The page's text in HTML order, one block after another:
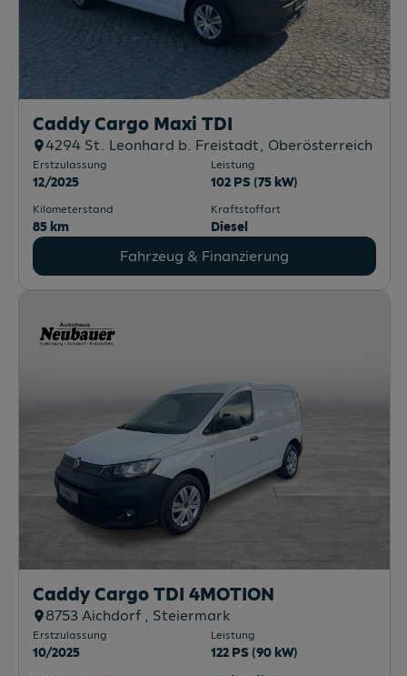
Caddy Cargo Maxi TDI
4294 St. Leonhard b. Freistadt, Oberösterreich
Erstzulassung
12/2025
Leistung
102 PS (75 kW)
Kilometerstand
85 km
Kraftstoffart
Diesel
Fahrzeug & Finanzierung
Caddy Cargo TDI 4MOTION
8753 Aichdorf , Steiermark
Erstzulassung
10/2025
Leistung
122 PS (90 kW)